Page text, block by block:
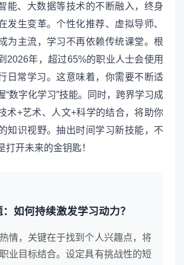
能、大数据等技术的不断融入，终身
发生变革。个性化推荐、虚拟导师、
为主流，学习不再依赖传统课堂。根
2026年，超过65%的职业人士会使用
日常学习。这意味着，你需要不断适
“数字化学习”技能。同时，跨界学习成
术+艺术、人文+科学的结合，将助你
知识视野。抽出时间学习新技能，不
打开未来的金钥匙！
：如何持续激发学习动力？
情，关键在于找到个人兴趣点，将
业目标结合。设定具有挑战性的短